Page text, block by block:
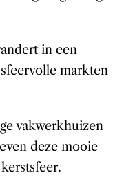
in een
markten
vakwerkhuizen
deze mooie